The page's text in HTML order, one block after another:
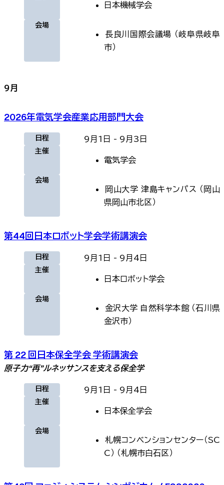
日本機械学会
会場
長良川国際会議場 （岐阜県岐阜
市）
9月
2026年電気学会産業応用部門大会
日程 9月1日 - 9月3日
主催
電気学会
会場
岡山大学 津島キャンパス （ 岡山
県岡山市北区 ）
第44回日本ロボット学会学術講演会
日程 9月1日 - 9月4日
主催
日本ロボット学会
会場
金沢大学 自然科学本館（石川県
金沢市）
第 22 回日本保全学会 学術講演会
原子力“再”ルネッサンスを支える保全学
日程 9月1日 - 9月4日
主催
日本保全学会
会場
札幌コンベンションセンター（SC
C） （札幌市白石区 ）